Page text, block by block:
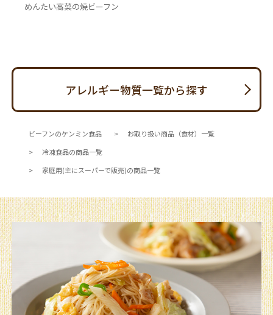
めんたい高菜の焼ビーフン
アレルギー物質一覧から探す
ビーフンのケンミン食品
お取り扱い商品（食材）一覧
冷凍食品の商品一覧
家庭用(主にスーパーで販売)の商品一覧